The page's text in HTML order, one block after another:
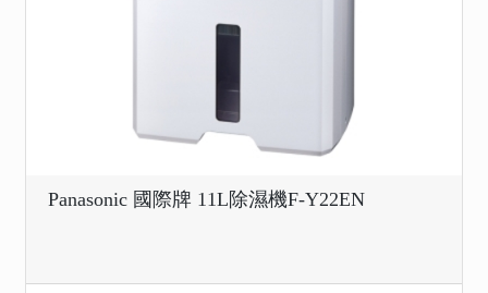
Panasonic 國際牌 11L除濕機F-Y22EN